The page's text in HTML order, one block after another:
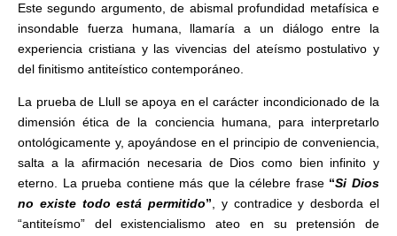
Este segundo argumento, de abismal profundidad metafísica e
insondable fuerza humana, llamaría a un diálogo entre la
experiencia cristiana y las vivencias del ateísmo postulativo y
del finitismo antiteístico contemporáneo.
La prueba de Llull se apoya en el carácter incondicionado de la
dimensión ética de la conciencia humana, para interpretarlo
ontológicamente y, apoyándose en el principio de conveniencia,
salta a la afirmación necesaria de Dios como bien infinito y
eterno. La prueba contiene más que la célebre frase “Si Dios
no existe todo está permitido” , y contradice y desborda el
“antiteísmo” del existencialismo ateo en su pretensión de